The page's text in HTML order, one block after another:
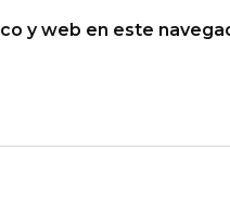
y web en este